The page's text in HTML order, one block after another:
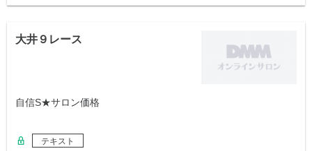
大井９レース
自信S★サロン価格
テキスト